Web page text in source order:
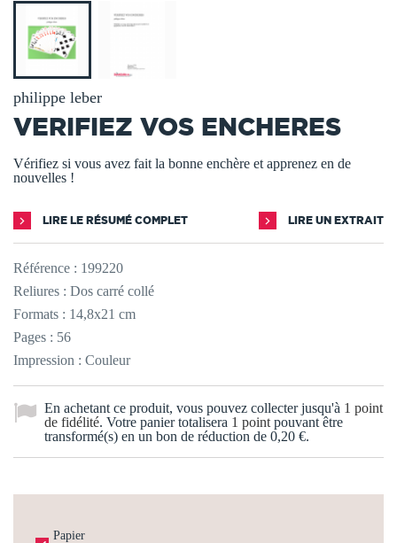
philippe leber
VERIFIEZ VOS ENCHERES
Vérifiez si vous avez fait la bonne enchère et apprenez en de
nouvelles !
LIRE LE RÉSUMÉ COMPLET LIRE UN EXTRAIT
Référence : 199220
Reliures : Dos carré collé
Formats : 14,8x21 cm
Pages : 56
Impression : Couleur
En achetant ce produit, vous pouvez collecter jusqu'à 1 point
de fidélité. Votre panier totalisera 1 point pouvant être
transformé(s) en un bon de réduction de 0,20 €.
Papier